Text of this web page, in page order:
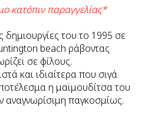
κατόπιν παραγγελίας*
δημιουργίες του το 1995 σε
beach ράβοντας
σε φίλους.
και ιδιαίτερα που σιγά
η μαϊμουδίτσα του
αναγνωρίσιμη παγκοσμίως.